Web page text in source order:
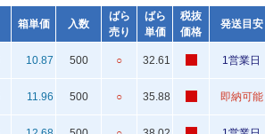
箱単価 入数
ばら
売り
ばら
単価
税抜
価格
発送目安
10.87 500 ○ 32.61 1営業日
11.96 500 ○ 35.88 即納可能